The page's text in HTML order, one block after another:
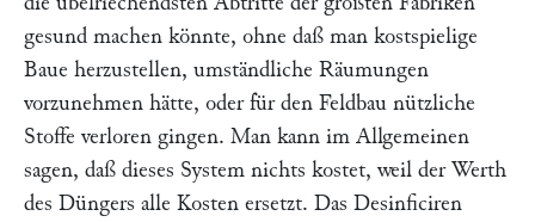
gesund machen könnte, ohne daß man kostspielige
Baue herzustellen, umständliche Räumungen
vorzunehmen hätte, oder für den Feldbau nützliche
Stoffe verloren gingen. Man kann im Allgemeinen
sagen, daß dieses System nichts kostet, weil der Werth
des Düngers alle Kosten ersetzt. Das Desinficiren